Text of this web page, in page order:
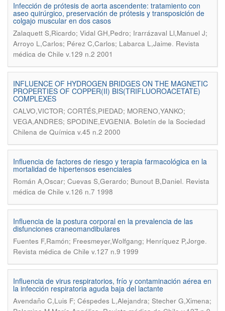
Infección de prótesis de aorta ascendente: tratamiento con
aseo quirúrgico, preservación de prótesis y transposición de
colgajo muscular en dos casos
Zalaquett S,Ricardo; Vidal GH,Pedro; Irarrázaval Ll,Manuel J;
Arroyo L,Carlos; Pérez C,Carlos; Labarca L,Jaime. Revista
médica de Chile v.129 n.2 2001
INFLUENCE OF HYDROGEN BRIDGES ON THE MAGNETIC
PROPERTIES OF COPPER(II) BIS(TRIFLUOROACETATE)
COMPLEXES
CALVO,VICTOR; CORTÉS,PIEDAD; MORENO,YANKO;
VEGA,ANDRES; SPODINE,EVGENIA. Boletín de la Sociedad
Chilena de Química v.45 n.2 2000
Influencia de factores de riesgo y terapia farmacológica en la
mortalidad de hipertensos esenciales
Román A,Oscar; Cuevas S,Gerardo; Bunout B,Daniel. Revista
médica de Chile v.126 n.7 1998
Influencia de la postura corporal en la prevalencia de las
disfunciones craneomandibulares
Fuentes F,Ramón; Freesmeyer,Wolfgang; Henríquez P,Jorge.
Revista médica de Chile v.127 n.9 1999
Influencia de virus respiratorios, frío y contaminación aérea en
la infección respiratoria aguda baja del lactante
Avendaño C,Luis F; Céspedes L,Alejandra; Stecher G,Ximena;